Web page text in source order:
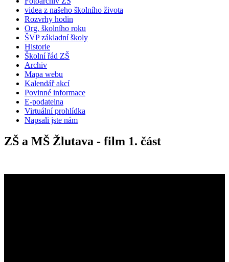
videa z našeho školního života
Rozvrhy hodin
Org. školního roku
ŠVP základní školy
Historie
Školní řád ZŠ
Archiv
Mapa webu
Kalendář akcí
Povinné informace
E-podatelna
Virtuální prohlídka
Napsali jste nám
ZŠ a MŠ Žlutava - film 1. část